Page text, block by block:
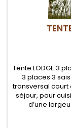
Tente LODGE 3
3 places 3
transversal court
séjour, pour
d’une
occupants